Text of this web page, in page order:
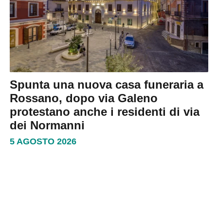
Spunta una nuova casa funeraria a
Rossano, dopo via Galeno
protestano anche i residenti di via
dei Normanni
5 AGOSTO 2026